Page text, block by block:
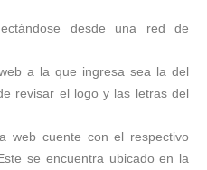
desde una red de
a la que ingresa sea la del
revisar el logo y las letras del
web cuente con el respectivo
se encuentra ubicado en la